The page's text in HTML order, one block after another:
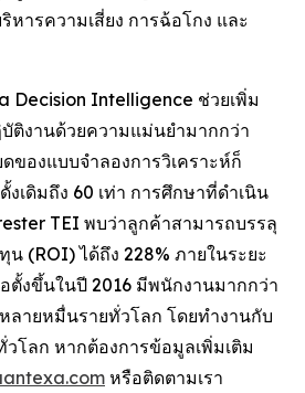
หารความเสี่ยง การฉ้อโกง และ
Decision Intelligence ช่วยเพิ่ม
ติงานด้วยความแม่นยำมากกว่า
ของแบบจำลองการวิเคราะห์ก็
งเดิมถึง 60 เท่า การศึกษาที่ดำเนิน
TEI พบว่าลูกค้าสามารถบรรลุ
(ROI) ได้ถึง 228% ภายในระยะ
ตั้งขึ้นในปี 2016 มีพนักงานมากกว่า
ลายหมื่นรายทั่วโลก โดยทำงานกับ
โลก หากต้องการข้อมูลเพิ่มเติม
หรือติดตามเรา